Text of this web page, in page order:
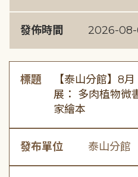
發佈時間 2026-
標題
【泰山分館】8
展： 多肉植物微
家繪本
發布單位 泰山分館